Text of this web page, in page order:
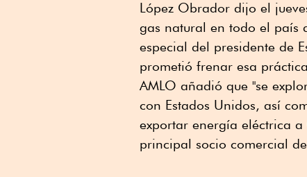
López Obrador dijo el
gas natural en todo el país
especial del presidente de
prometió frenar esa
AMLO añadió que "se
con Estados Unidos, así
exportar energía eléctrica
principal socio comercial